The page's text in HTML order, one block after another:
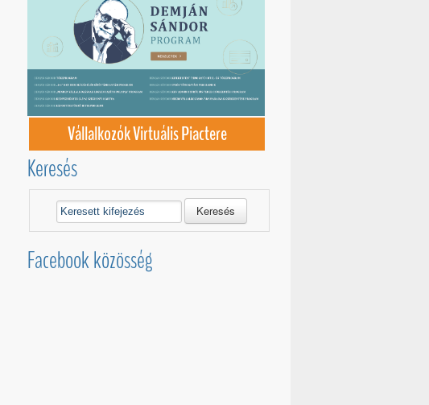
Vállalkozók Virtuális Piactere
Keresés
Keresés
Facebook közösség